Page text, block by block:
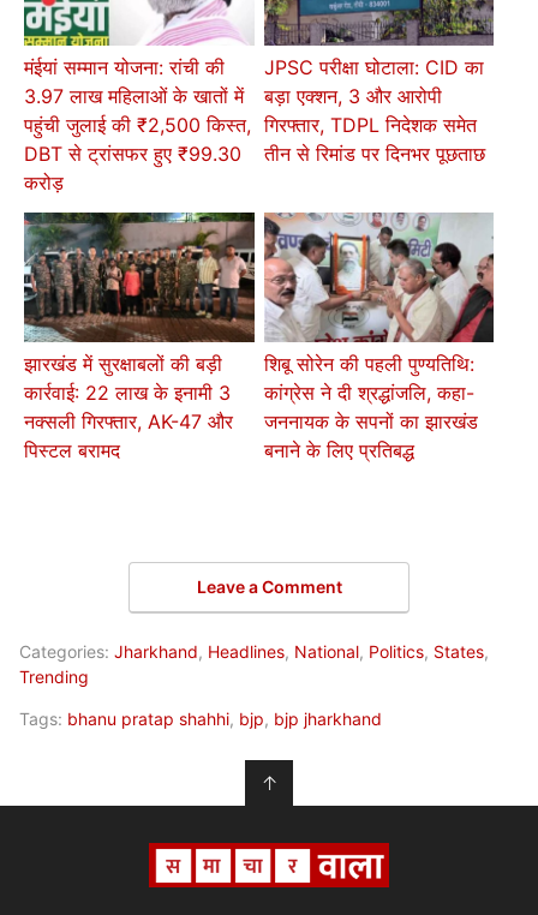
मंईयां सम्मान योजना: रांची की
3.97 लाख महिलाओं के खातों में
पहुंची जुलाई की ₹2,500 किस्त,
DBT से ट्रांसफर हुए ₹99.30
करोड़
JPSC परीक्षा घोटाला: CID का
बड़ा एक्शन, 3 और आरोपी
गिरफ्तार, TDPL निदेशक समेत
तीन से रिमांड पर दिनभर पूछताछ
झारखंड में सुरक्षाबलों की बड़ी
कार्रवाई: 22 लाख के इनामी 3
नक्सली गिरफ्तार, AK-47 और
पिस्टल बरामद
शिबू सोरेन की पहली पुण्यतिथि:
कांग्रेस ने दी श्रद्धांजलि, कहा-
जननायक के सपनों का झारखंड
बनाने के लिए प्रतिबद्ध
Leave a Comment
Categories: Jharkhand, Headlines, National, Politics, States,
Trending
Tags: bhanu pratap shahhi, bjp, bjp jharkhand
↑